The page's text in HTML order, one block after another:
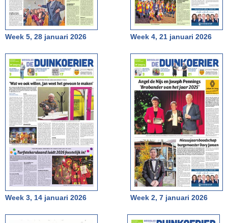
Week 5, 28 januari 2026 Week 4, 21 januari 2026
Week 3, 14 januari 2026 Week 2, 7 januari 2026